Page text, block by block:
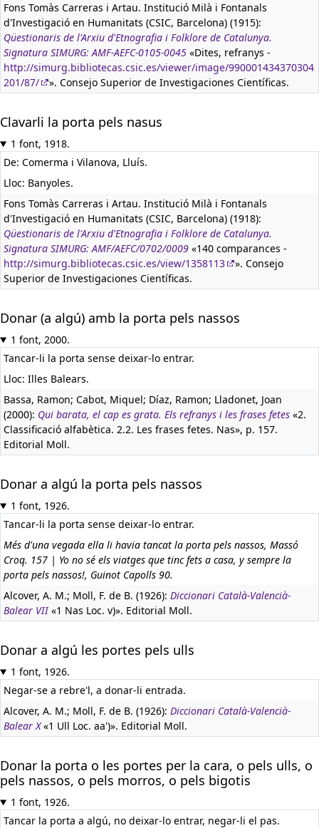
Fons Tomàs Carreras i Artau. Institució Milà i Fontanals
d'Investigació en Humanitats (CSIC, Barcelona) (1915):
Qüestionaris de l'Arxiu d'Etnografia i Folklore de Catalunya.
Signatura SIMURG: AMF-AEFC-0105-0045 «Dites, refranys -
http://simurg.bibliotecas.csic.es/viewer/image/990001434370304
201/87/
». Consejo Superior de Investigaciones Científicas.
Clavarli la porta pels nasus
1 font, 1918.
De: Comerma i Vilanova, Lluís.
Lloc: Banyoles.
Fons Tomàs Carreras i Artau. Institució Milà i Fontanals
d'Investigació en Humanitats (CSIC, Barcelona) (1918):
Qüestionaris de l'Arxiu d'Etnografia i Folklore de Catalunya.
Signatura SIMURG: AMF/AEFC/0702/0009 «140 comparances -
http://simurg.bibliotecas.csic.es/view/1358113
». Consejo
Superior de Investigaciones Científicas.
Donar (a algú) amb la porta pels nassos
1 font, 2000.
Tancar-li la porta sense deixar-lo entrar.
Lloc: Illes Balears.
Bassa, Ramon; Cabot, Miquel; Díaz, Ramon; Lladonet, Joan
(2000): Qui barata, el cap es grata. Els refranys i les frases fetes «2.
Classificació alfabètica. 2.2. Les frases fetes. Nas», p. 157.
Editorial Moll.
Donar a algú la porta pels nassos
1 font, 1926.
Tancar-li la porta sense deixar-lo entrar.
Més d'una vegada ella li havia tancat la porta pels nassos, Massó
Croq. 157 | Yo no sé els viatges que tinc fets a casa, y sempre la
porta pels nassos!, Guinot Capolls 90.
Alcover, A. M.; Moll, F. de B. (1926): Diccionari Català-Valencià-
Balear VII«1 Nas Loc. v)». Editorial Moll.
Donar a algú les portes pels ulls
1 font, 1926.
Negar-se a rebre'l, a donar-li entrada.
Alcover, A. M.; Moll, F. de B. (1926): Diccionari Català-Valencià-
Balear X«1 Ull Loc. aa')». Editorial Moll.
Donar la porta o les portes per la cara, o pels ulls, o
pels nassos, o pels morros, o pels bigotis
1 font, 1926.
Tancar la porta a algú, no deixar-lo entrar, negar-li el pas.